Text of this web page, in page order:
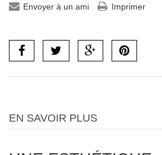
Envoyer à un ami Imprimer
EN SAVOIR PLUS